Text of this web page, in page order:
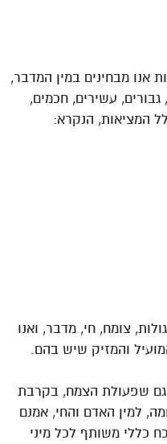
אנו מבחינים במין המדבר,
עשירים, חכמים,
המציאות, הנקרא:
צומח, חי, מדבר, ואנו
והמזיק שיש בהם.
שפעולת הצמח, בקרבת
למין האדם והחי, אמנם
כללי משותף לכל מיני